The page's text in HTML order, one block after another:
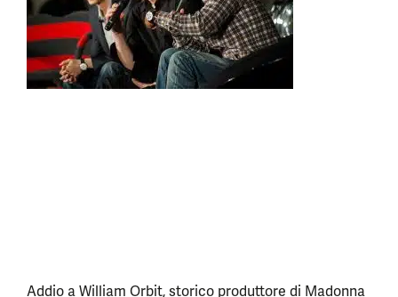
Addio a William Orbit, storico produttore di Madonna